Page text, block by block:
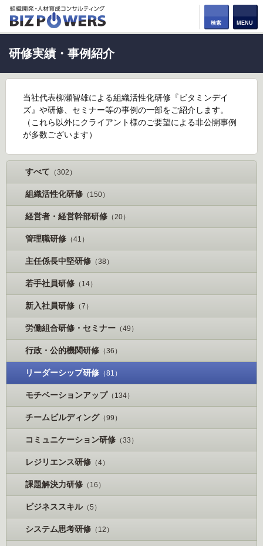
検索 MENU
研修実績・事例紹介
当社代表柳瀬智雄による組織活性化研修『ビタミンデイ
ズ』や研修、セミナー等の事例の一部をご紹介します。
（これら以外にクライアント様のご要望による非公開事例
が多数ございます）
すべて （302）
組織活性化研修 （150）
経営者・経営幹部研修 （20）
管理職研修 （41）
主任係長中堅研修 （38）
若手社員研修 （14）
新入社員研修 （7）
労働組合研修・セミナー （49）
行政・公的機関研修 （36）
リーダーシップ研修 （81）
モチベーションアップ （134）
チームビルディング （99）
コミュニケーション研修 （33）
レジリエンス研修 （4）
課題解決力研修 （16）
ビジネススキル（5）
システム思考研修 （12）